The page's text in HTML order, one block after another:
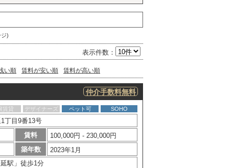
)
表示件数：
い順 賃料が安い順 賃料が高い順
仲介手数料無料
賃貸 デザイナーズ ペット可 SOHO
丁目9番13号
賃料
100,000円 - 230,000円
築年数
2023年1月
駅」徒歩1分